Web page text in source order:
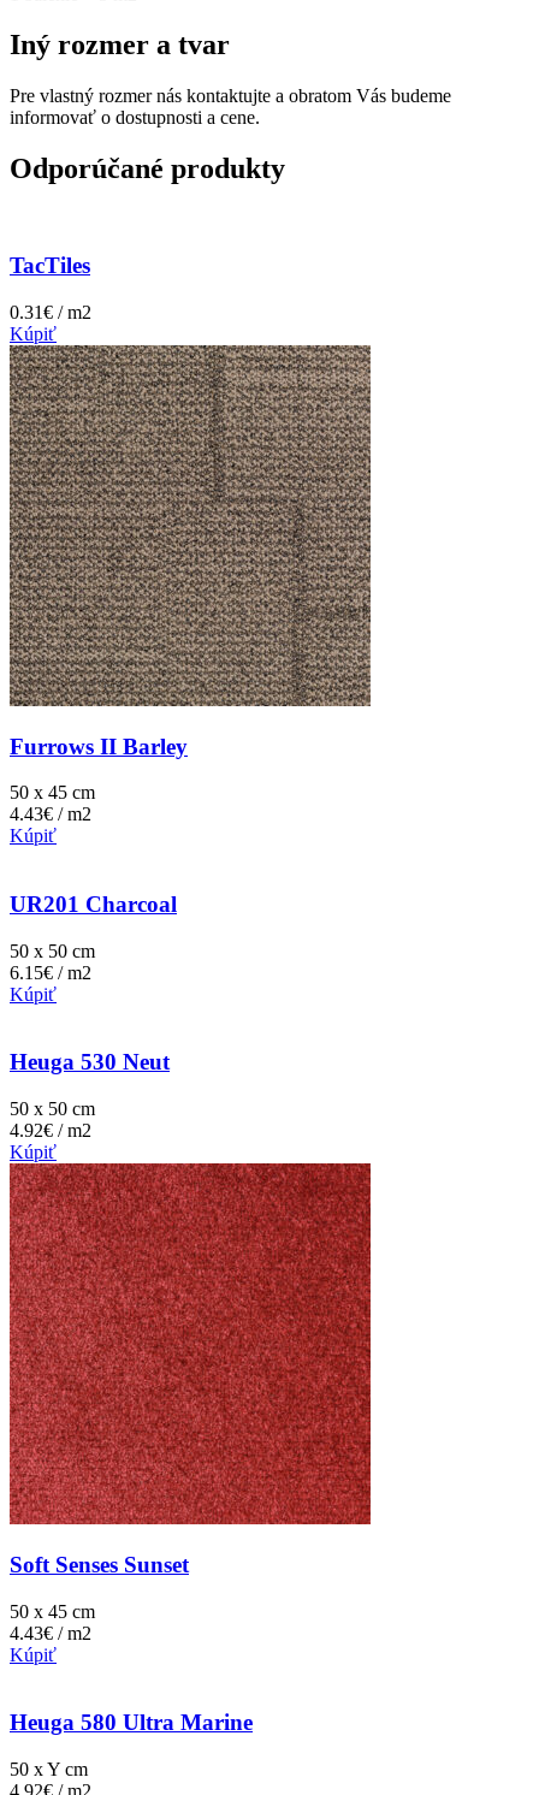
Iný rozmer a tvar
Pre vlastný rozmer nás kontaktujte a obratom Vás budeme
informovať o dostupnosti a cene.
Odporúčané produkty
TacTiles
0.31€ / m2
Kúpiť
Furrows II Barley
50 x 45 cm
4.43€ / m2
Kúpiť
UR201 Charcoal
50 x 50 cm
6.15€ / m2
Kúpiť
Heuga 530 Neut
50 x 50 cm
4.92€ / m2
Kúpiť
Soft Senses Sunset
50 x 45 cm
4.43€ / m2
Kúpiť
Heuga 580 Ultra Marine
50 x Y cm
4.92€ / m2